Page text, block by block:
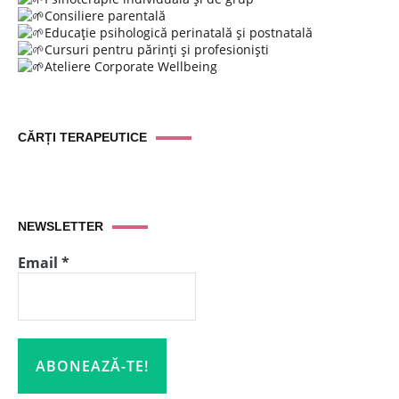
Consiliere parentală
Educație psihologică perinatală și postnatală
Cursuri pentru părinți și profesioniști
Ateliere Corporate Wellbeing
CĂRȚI TERAPEUTICE
NEWSLETTER
Email *